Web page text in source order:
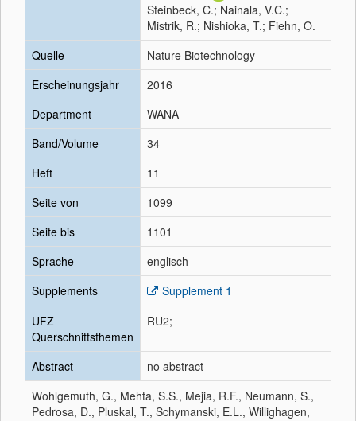
Steinbeck, C.; Nainala, V.C.;
Mistrik, R.; Nishioka, T.; Fiehn, O.
Quelle
Nature Biotechnology
Erscheinungsjahr
2016
Department
WANA
Band/Volume
34
Heft
11
Seite von
1099
Seite bis
1101
Sprache
englisch
Supplements
Supplement 1
UFZ
Querschnittsthemen
RU2;
Abstract
no abstract
Wohlgemuth, G., Mehta, S.S., Mejia, R.F., Neumann, S.,
Pedrosa, D., Pluskal, T., Schymanski, E.L., Willighagen,